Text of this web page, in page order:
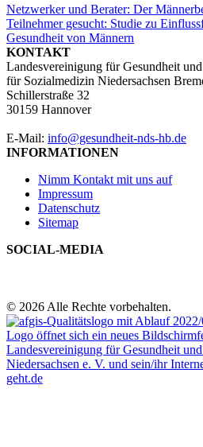
Beitragsnavigation
Netzwerker und Berater: Der
Teilnehmer gesucht: Studie zu
Gesundheit von Männern
KONTAKT
Landesvereinigung für Gesundheit
für Sozialmedizin Niedersachsen
Schillerstraße 32
30159 Hannover
E-Mail: info@gesundheit-nds-hb.de
INFORMATIONEN
Nimm Kontakt mit uns auf
Impressum
Datenschutz
Sitemap
SOCIAL-MEDIA
© 2026 Alle Rechte vorbehalten.